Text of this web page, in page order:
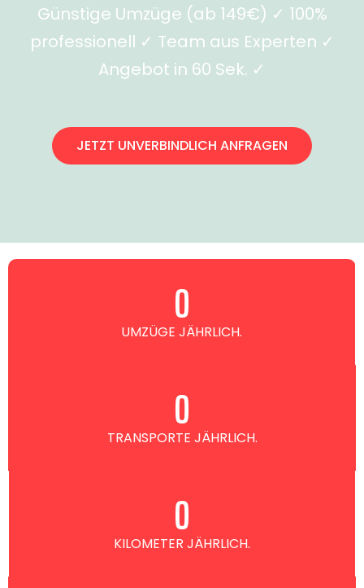
Günstige Umzüge (ab 149€) ✓ 100%
professionell ✓ Team aus Experten ✓
Angebot in 60 Sek. ✓
JETZT UNVERBINDLICH ANFRAGEN
UMZÜGE JÄHRLICH.
0
TRANSPORTE JÄHRLICH.
0
KILOMETER JÄHRLICH.
0